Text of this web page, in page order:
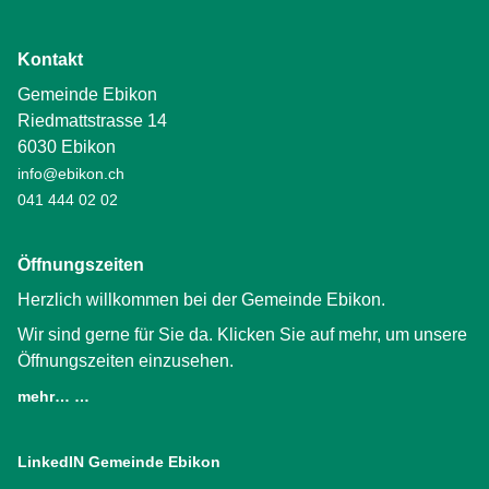
Kontakt
Gemeinde Ebikon
Riedmattstrasse 14
6030 Ebikon
info@ebikon.ch
041 444 02 02
Öffnungszeiten
Herzlich willkommen bei der Gemeinde Ebikon.
Wir sind gerne für Sie da. Klicken Sie auf mehr, um unsere
Öffnungszeiten einzusehen.
mehr… …
LinkedIN Gemeinde Ebikon